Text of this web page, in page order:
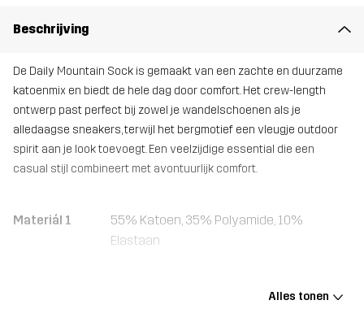
Beschrijving
De Daily Mountain Sock is gemaakt van een zachte en duurzame
katoenmix en biedt de hele dag door comfort. Het crew-length
ontwerp past perfect bij zowel je wandelschoenen als je
alledaagse sneakers, terwijl het bergmotief een vleugje outdoor
spirit aan je look toevoegt. Een veelzijdige essential die een
casual stijl combineert met avontuurlijk comfort.
Materiál 1
55% Katoen, 35% Polyamide, 10%
Elastaan
Alles tonen